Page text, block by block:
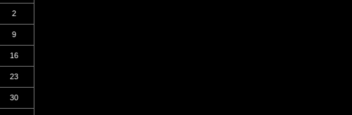
2
9
16
23
30